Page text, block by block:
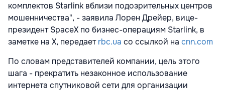
комплектов Starlink вблизи подозрительных центров
мошенничества", - заявила Лорен Дрейер, вице-
президент SpaceX по бизнес-операциям Starlink, в
заметке на X, передаетrbc.ua со ссылкой на cnn.com
По словам представителей компании, цель этого
шага - прекратить незаконное использование
интернета спутниковой сети для организации